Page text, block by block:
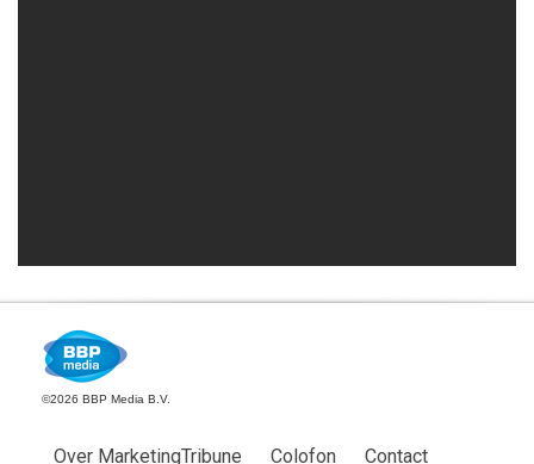
©2026 BBP Media B.V.
Over MarketingTribune Colofon Contact